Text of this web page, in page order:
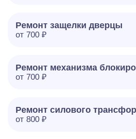
Ремонт защелки дверцы
от 700 ₽
Ремонт механизма
от 700 ₽
Ремонт силового
от 800 ₽